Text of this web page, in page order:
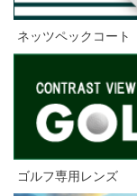
ネッツペックコート
ゴルフ専用レンズ